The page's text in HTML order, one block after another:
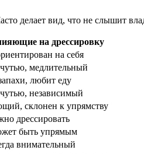
делает вид, что не слышит
на дрессировку
на себя
медлительный
любит еду
независимый
склонен к упрямству
дрессировать
быть упрямым
внимательный